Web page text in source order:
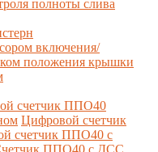
полноты слива
включения/
положения крышки
счетчик ППО40
Цифровой счетчик
счетчик ППО40 с
ППО40 с ДСС